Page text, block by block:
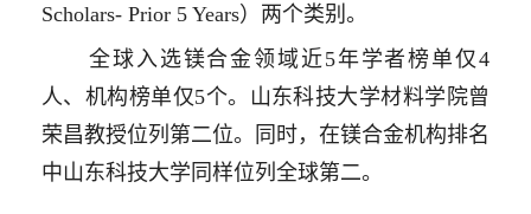
Scholars- Prior 5 Years）两个类别。
全球入选镁合金领域近5年学者榜单仅4
人、机构榜单仅5个。山东科技大学材料学院曾
荣昌教授位列第二位。同时，在镁合金机构排名
中山东科技大学同样位列全球第二。